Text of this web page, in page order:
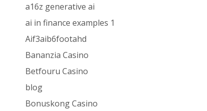
a16z generative ai
ai in finance examples 1
Aif3aib6footahd
Bananzia Casino
Betfouru Casino
blog
Bonuskong Casino